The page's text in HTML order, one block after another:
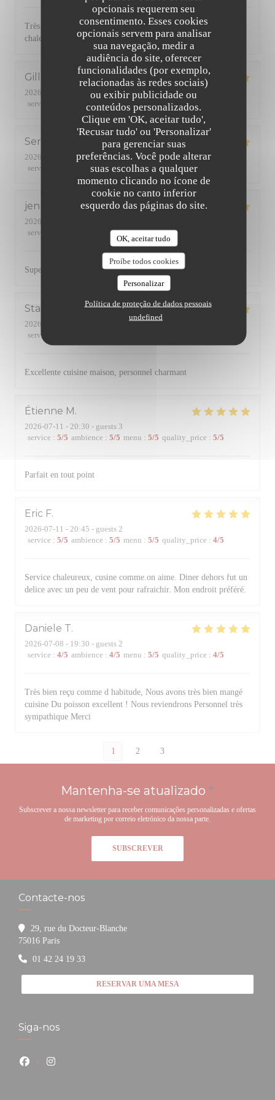
opcionais requerem seu
consentimento. Esses cookies
opcionais servem para analisar
sua navegação, medir a
audiência do site, oferecer
funcionalidades (por exemplo,
relacionadas às redes sociais)
ou exibir publicidade ou
conteúdos personalizados.
Clique em 'OK, aceitar tudo',
'Recusar tudo' ou 'Personalizar'
para gerenciar suas
preferências. Você pode alterar
suas escolhas a qualquer
momento clicando no ícone de
cookie no canto inferior
esquerdo das páginas do site.
OK, aceitar tudo
Proíbe todos cookies
Personalizar
Política de proteção de dados pessoais
undefined
Très bonne cuisine avec des produits de qualité. Service
chaleureux et efficace. Une référence dans le quartier
Gilles
2026-07-24
- 19:45 - guests 2
service
ambience: 5/5 menu: 5 /5 quality_price
Serge
2026-07-24
- 20:15 - guests 2
service
ambience: 4/5 menu: 4/5 quality_price
jennifer
2026-07-23
service
5/5 menu: 5/5 quality_price
Super accueil et très bonne cuisine.
Stagiaire
2026-07-22
service
Excellente cuisine maison, personnel charmant
Étienne M
2026-07-11 - 20:30 - guests 3
service : 5/5 ambience : 5/5 menu : 5/5 quality_price : 5/5
Parfait en tout point
Eric F
2026-07-11 - 20:45 - guests 2
service : 5/5 ambience : 5/5 menu : 5/5 quality_price : 4/5
Service chaleureux, cusine comme.on aime. Diner dehors fut un
delice avec un peu de vent pour rafraichir. Mon endroit préféré.
Daniele T
2026-07-08 - 19:30 - guests 2
service : 4/5 ambience : 4/5 menu : 5/5 quality_price : 4/5
Très bien reçu comme d habitude, Nous avons très bien mangé
cuisine Du poisson excellent ! Nous reviendrons Personnel très
sympathique Merci
1 2 3
Mantenha-se atualizado *
Subscrever a nossa newsletter para receber comunicações personalizadas e ofertas
de marketing por correio eletrónico da nossa parte.
SUBSCREVER
Contacte-nos
29, rue du Docteur-Blanche
75016 Paris((abre numa nova janela))
01 42 24 19 33
RESERVAR UMA MESA
Siga-nos
Facebook ((abre numa nova janela))
Instagram ((abre numa nova janela))